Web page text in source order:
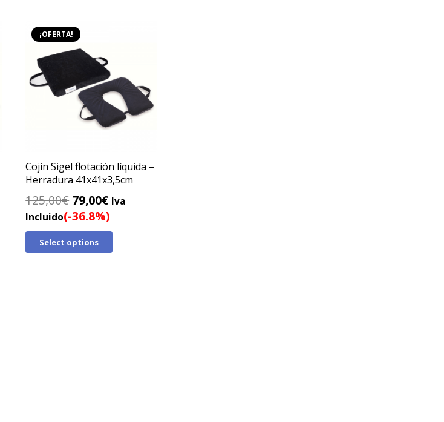
¡OFERTA!
Cojín Sigel flotación líquida –
Herradura 41x41x3,5cm
125,00€ El
precio
original
era:
79,00€El
precio
actual
Iva
Incluido(-36.8%)
Select options